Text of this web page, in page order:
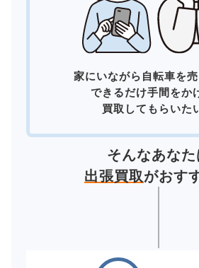
家にいながら自転車を売
できるだけ手間をか
買取してもらいた
そんなあなた
出張買取がおす